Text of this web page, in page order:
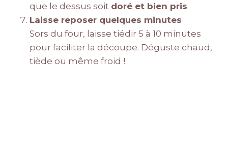
que le dessus soit doré et bien pris.
Laisse reposer quelques minutes
Sors du four, laisse tiédir 5 à 10 minutes
pour faciliter la découpe. Déguste chaud,
tiède ou même froid !